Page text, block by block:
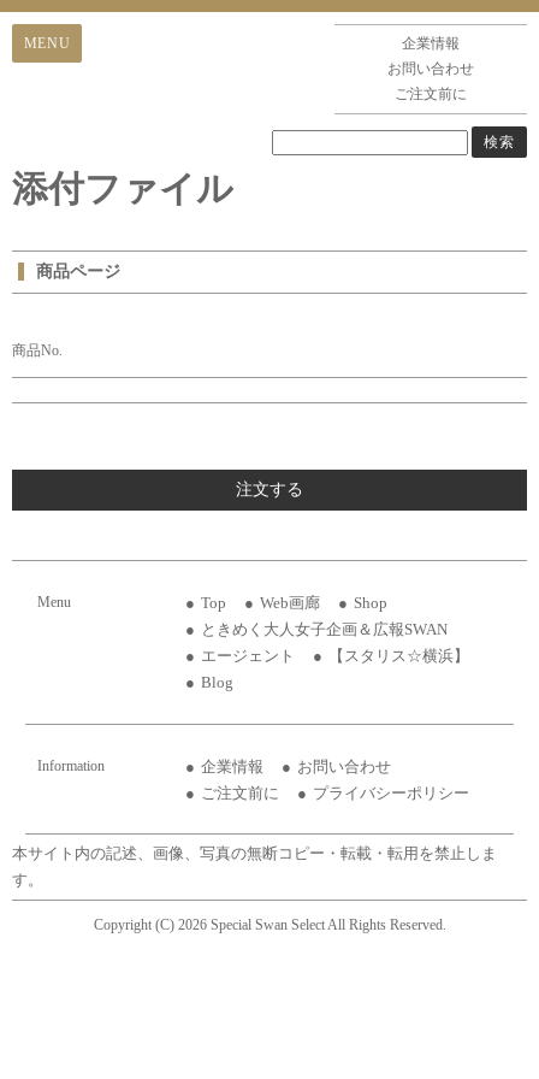
企業情報
お問い合わせ
ご注文前に
添付ファイル
商品ページ
商品No.
注文する
Menu Top Web画廊
Shop
ときめく大人女子企画＆広報SWAN
エージェント
【スタリス☆横浜】
Blog
Information 企業情報
お問い合わせ
ご注文前に
プライバシーポリシー
本サイト内の記述、画像、写真の無断コピー・転載・転用を禁止しま
す。
Copyright (C) 2026 Special Swan Select All Rights Reserved.